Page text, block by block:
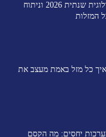
תחזית אסטרולוגית שנתית 2026 וניתוח
המזלות
כל מזל באמת מעצב את
יחסים: מה הקסם